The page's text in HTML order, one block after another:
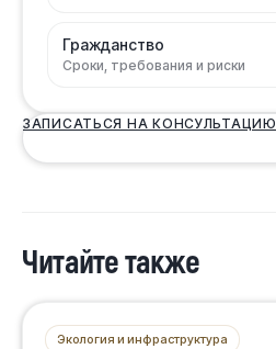
Гражданство
Сроки, требования и риски
ЗАПИСАТЬСЯ НА КОНСУЛЬТАЦИЮ
Читайте также
Экология и инфраструктура